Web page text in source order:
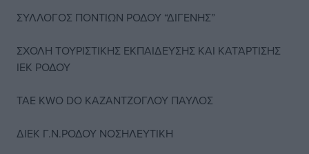
ΣΥΛΛΟΓΟΣ ΠΟΝΤΙΩΝ ΡΟΔΟΥ “ΔΙΓΕΝΗΣ”
ΣΧΟΛΗ ΤΟΥΡΙΣΤΙΚΗΣ ΕΚΠΑΙΔΕΥΣΗΣ ΚΑΙ ΚΑΤΆΡΤΙΣΗΣ
ΙΕΚ ΡΟΔΟΥ
TAE KWO DO ΚΑΖΑΝΤΖΟΓΛΟΥ ΠΑΥΛΟΣ
ΔΙΕΚ Γ.Ν.ΡΟΔΟΥ ΝΟΣΗΛΕΥΤΙΚΗ